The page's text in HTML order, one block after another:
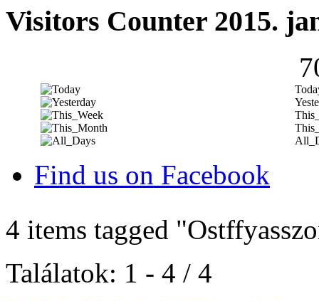
Visitors Counter 2015.
Find us on Facebook
4 items tagged
Találatok: 1 - 4 / 4